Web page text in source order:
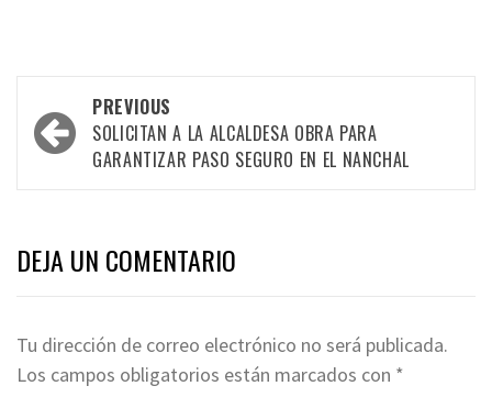
Post
navigation
PREVIOUS
SOLICITAN A LA ALCALDESA OBRA PARA
GARANTIZAR PASO SEGURO EN EL NANCHAL
DEJA UN COMENTARIO
Tu dirección de correo electrónico no será publicada.
Los campos obligatorios están marcados con *